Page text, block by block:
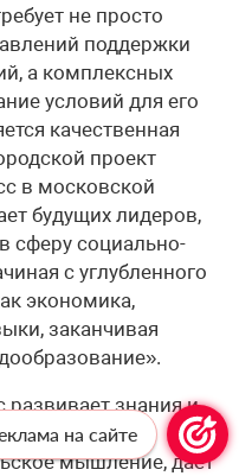
не просто
поддержки
а комплексных
условий для его
качественная
проект
в московской
будущих лидеров,
сферу социально-
с углубленного
экономика,
заканчивая
знания и
мышление, дает
на сайте